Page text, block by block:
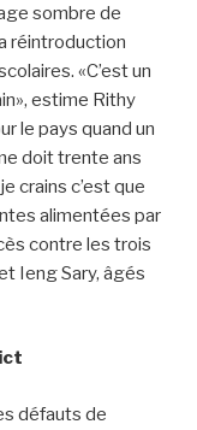
sombre de
réintroduction
«C’est un
estime Rithy
le pays quand un
doit trente ans
crains c’est que
alimentées par
contre les trois
Ieng Sary, âgés
défauts de